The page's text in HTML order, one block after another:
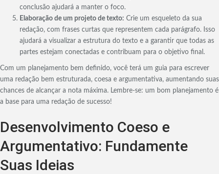
conclusão ajudará a manter o foco.
Elaboração de um projeto de texto: Crie um esqueleto da sua
redação, com frases curtas que representem cada parágrafo. Isso
ajudará a visualizar a estrutura do texto e a garantir que todas as
partes estejam conectadas e contribuam para o objetivo final.
Com um planejamento bem definido, você terá um guia para escrever
uma redação bem estruturada, coesa e argumentativa, aumentando suas
chances de alcançar a nota máxima. Lembre-se: um bom planejamento é
a base para uma redação de sucesso!
Desenvolvimento Coeso e
Argumentativo: Fundamente
Suas Ideias